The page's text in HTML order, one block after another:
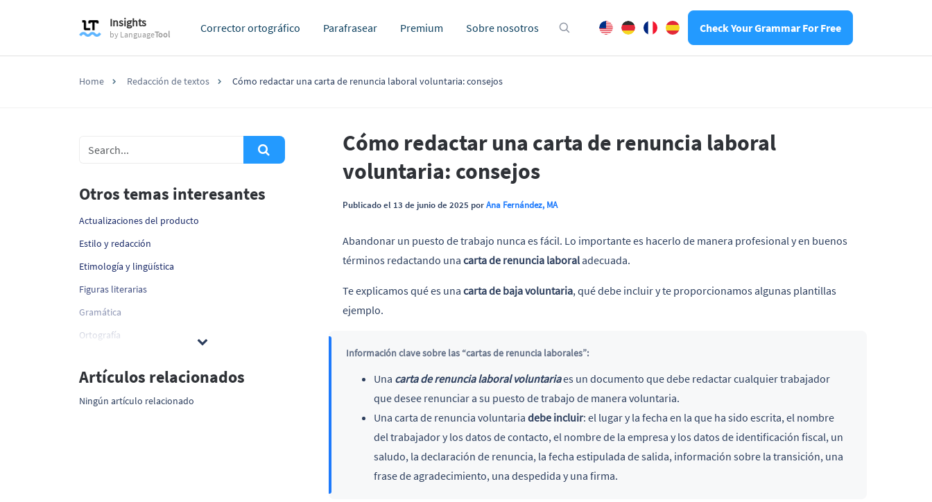
Insights
by LanguageTool Corrector ortográfico Parafrasear Premium Sobre nosotros Check Your Grammar For Free
Home Redacción de textos Cómo redactar una carta de renuncia laboral voluntaria: consejos
Cómo redactar una carta de renuncia laboral
voluntaria: consejos
Publicado el 13 de junio de 2025 porAna Fernández, MA
Abandonar un puesto de trabajo nunca es fácil. Lo importante es hacerlo de manera profesional y en buenos
términos redactando una carta de renuncia laboraladecuada.
Te explicamos qué es una carta de baja voluntaria, qué debe incluir y te proporcionamos algunas plantillas
ejemplo.
Información clave sobre las “cartas de renuncia laborales”:
Una carta de renuncia laboral voluntariaes un documento que debe redactar cualquier trabajador
que desee renunciar a su puesto de trabajo de manera voluntaria.
Una carta de renuncia voluntaria debe incluir: el lugar y la fecha en la que ha sido escrita, el nombre
del trabajador y los datos de contacto, el nombre de la empresa y los datos de identificación fiscal, un
saludo, la declaración de renuncia, la fecha estipulada de salida, información sobre la transición, una
frase de agradecimiento, una despedida y una firma.
Otros temas interesantes
Actualizaciones del producto
Estilo y redacción
Etimología y lingüística
Figuras literarias
Gramática
Ortografía
Artículos relacionados
Ningún artículo relacionado